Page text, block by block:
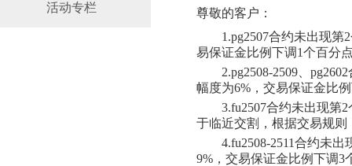
活动专栏
尊敬的客户：
1.pg2507合约未出现第2
易保证金比例下调1个百分
2.pg2508-2509、
幅度为6%，交易保证金比例
3.fu2507合约未出现第2
于临近交割，根据交易规则
4.fu2508-2511合约未出
9%，交易保证金比例下调3